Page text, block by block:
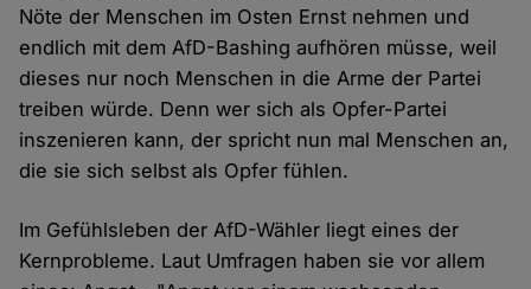
Nöte der Menschen im Osten Ernst nehmen und
endlich mit dem AfD-Bashing aufhören müsse, weil
dieses nur noch Menschen in die Arme der Partei
treiben würde. Denn wer sich als Opfer-Partei
inszenieren kann, der spricht nun mal Menschen an,
die sie sich selbst als Opfer fühlen.
Im Gefühlsleben der AfD-Wähler liegt eines der
Kernprobleme. Laut Umfragen haben sie vor allem